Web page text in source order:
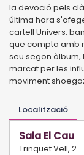
la devoció pels
última hora
cartell Univers.
que compta amb
seu segon àlbum,
marcat per les
moviment
Localització
Sala El Cau
Trinquet Vell, 2